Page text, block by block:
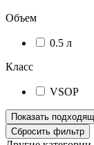
Объем
0.5 л
Класс
VSOP